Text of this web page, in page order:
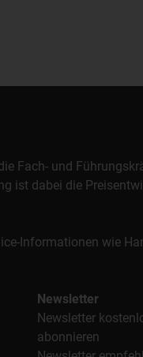
Fach- und
ist dabei die
Informationen wie
Newsletter
Newsletter
abonnieren